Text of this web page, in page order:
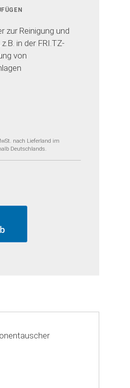
zur Reinigung und
in der FRI.TZ-
von
nach Lieferland im
Deutschlands.